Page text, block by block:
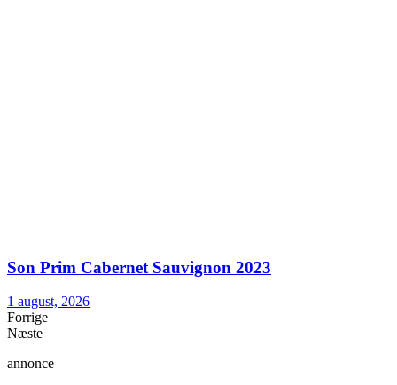
Son Prim Cabernet Sauvignon 2023
1 august, 2026
Forrige
Næste
annonce